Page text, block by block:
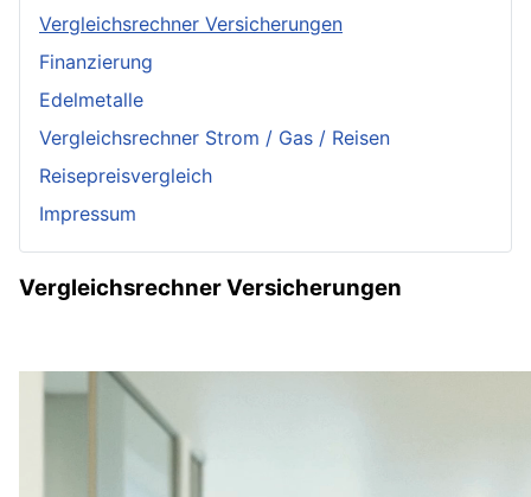
Vergleichsrechner Versicherungen
Finanzierung
Edelmetalle
Vergleichsrechner Strom / Gas / Reisen
Reisepreisvergleich
Impressum
Vergleichsrechner Versicherungen